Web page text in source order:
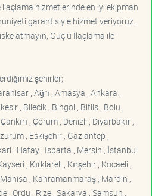
hizmetlerinde en iyi ekipman
garantisiyle hizmet veriyoruz.
atmayın, Güçlü İlaçlama ile
şehirler;
, Ağrı , Amasya , Ankara ,
, Bilecik , Bingöl , Bitlis , Bolu ,
, Çorum , Denizli , Diyarbakır ,
, Eskişehir , Gaziantep ,
, Hatay , Isparta , Mersin , İstanbul
, Kırklareli , Kırşehir , Kocaeli ,
, Kahramanmaraş , Mardin ,
, Ordu , Rize , Sakarya , Samsun ,